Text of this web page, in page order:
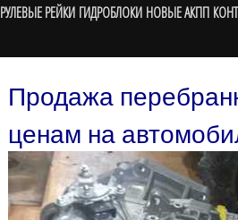
РУЛЕВЫЕ РЕЙКИ ГИДРОБЛОКИ НОВЫЕ АКПП
Продажа
ценам на